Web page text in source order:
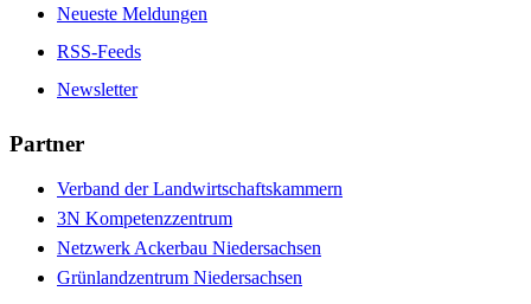
Neueste Meldungen
RSS-Feeds
Newsletter
Partner
Verband der Landwirtschaftskammern
3N Kompetenzzentrum
Netzwerk Ackerbau Niedersachsen
Grünlandzentrum Niedersachsen